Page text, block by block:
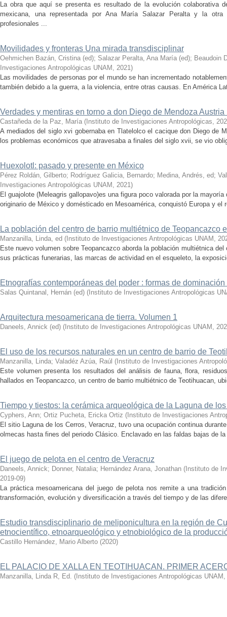
La obra que aquí se presenta es resultado de la evolución colaborativa
mexicana, una representada por Ana María Salazar Peralta y la otra
profesionales ...
Movilidades y fronteras Una mirada transdisciplinar
Oehmichen Bazán, Cristina (ed); Salazar Peralta, Ana María (ed); Beaudoin
Investigaciones Antropológicas UNAM , 2021)
Las movilidades de personas por el mundo se han incrementado
también debido a la guerra, a la violencia, entre otras causas. En América
Verdades y mentiras en torno a don Diego de Mendoza Austria
Castañeda de la Paz, María ( Instituto de Investigaciones Antropológicas,
A mediados del siglo xvi gobernaba en Tlatelolco el cacique don Diego de
los problemas económicos que atra­ve­sa­ba ­a ­finales ­del ­siglo xvii, se vio
Huexolotl: pasado y presente en México
Pérez Roldán, Gilberto; Rodríguez Galicia, Bernardo; Medina, Andrés, ed;
Investigaciones Antropológicas UNAM , 2021)
El guajolote (Meleagris gallopavo)es una figura poco valorada por la
originario de México y domésticado en Mesoamérica, conquistó Europa y el
La población del centro de barrio multiétnico de Teopancazco
Manzanilla, Linda, ed ( Instituto de Investigaciones Antropológicas UNAM ,
Este nuevo volumen sobre Teopancazco aborda la población multiétnica
sus prácticas funerarias, las marcas de actividad en el esqueleto, la
Etnografías contemporáneas del poder : formas de
Salas Quintanal, Hernán (ed) ( Instituto de Investigaciones Antropológicas
Arquitectura mesoamericana de tierra. Volumen 1
Daneels, Annick (ed) ( Instituto de Investigaciones Antropológicas UNAM ,
El uso de los recursos naturales en un centro de barrio de
Manzanilla, Linda; Valadéz Azúa, Raúl ( Instituto de Investigaciones
Este volumen presenta los resultados del análisis de fauna, flora,
hallados en Teopancazco, un centro de barrio multiétnico de Teotihuacan,
Tiempo y tiestos: la cerámica arqueológica de la Laguna de
Cyphers, Ann; Ortiz Pucheta, Ericka Ortiz ( Instituto de Investigaciones
El sitio Laguna de los Cerros, Veracruz, tuvo una ocupación continua
olmecas hasta fines del periodo Clásico. Enclavado en las faldas bajas de
El juego de pelota en el centro de Veracruz
Daneels, Annick; Donner, Natalia; Hernández Arana, Jonathan ( Instituto de
2019-09)
La práctica mesoamericana del juego de pelota nos remite a una
transformación, evolución y diversificación a través del tiempo y de las
Estudio transdisciplinario de meliponicultura en la región de
etnocientífico, etnoarqueológico y etnobiológico de la
Castillo Hernández, Mario Alberto (2020)
EL PALACIO DE XALLA EN TEOTIHUACAN. PRIMER
Manzanilla, Linda R, Ed. ( Instituto de Investigaciones Antropológicas UNAM ,